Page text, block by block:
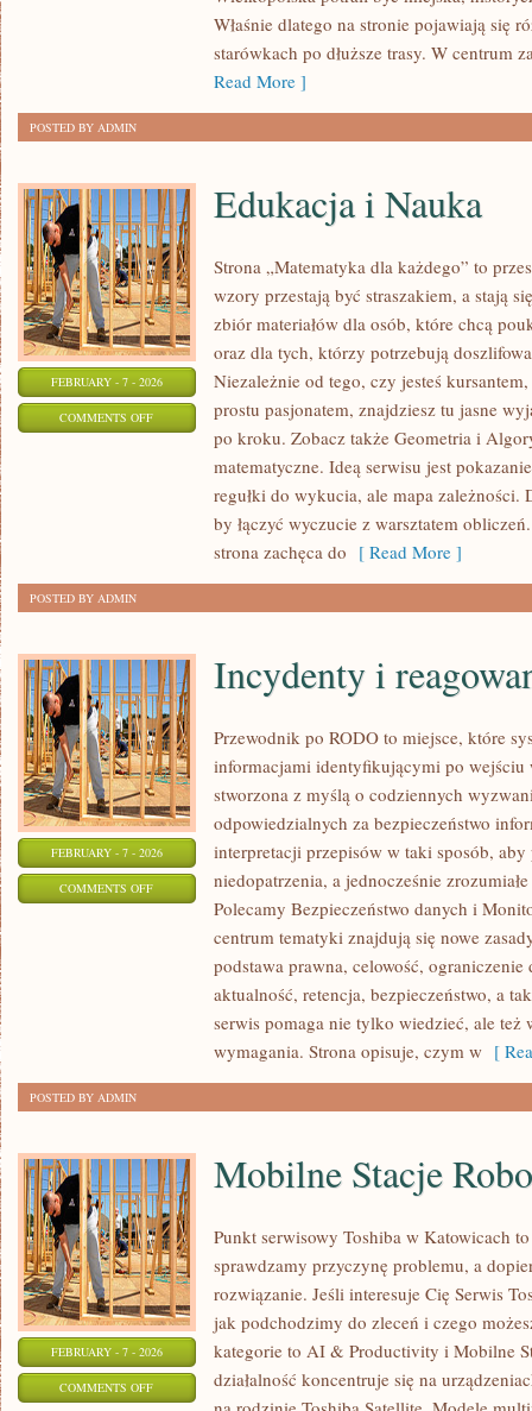
Właśnie dlatego na stronie pojawiają się
starówkach po dłuższe trasy. W centrum
Read More ]
POSTED BY ADMIN
FEBRUARY - 7 - 2026
COMMENTS OFFON
Edukacja i Nauka
Strona „Matematyka dla każdego” to
wzory przestają być straszakiem, a stają
zbiór materiałów dla osób, które chcą
oraz dla tych, którzy potrzebują
Niezależnie od tego, czy jesteś
prostu pasjonatem, znajdziesz tu jasne
po kroku. Zobacz także Geometria i
matematyczne. Ideą serwisu jest
regułki do wykucia, ale mapa zależności.
by łączyć wyczucie z warsztatem
strona zachęca do [ Read More ]
POSTED BY ADMIN
FEBRUARY - 7 - 2026
COMMENTS OFFON
INCYDENTY
REAGOWANIE
Incydenty i
Przewodnik po RODO to miejsce, które
informacjami identyfikującymi po wejściu
stworzona z myślą o codziennych
odpowiedzialnych za bezpieczeństwo
interpretacji przepisów w taki sposób,
niedopatrzenia, a jednocześnie
Polecamy Bezpieczeństwo danych i
centrum tematyki znajdują się nowe
podstawa prawna, celowość,
aktualność, retencja, bezpieczeństwo, a
serwis pomaga nie tylko wiedzieć, ale
wymagania. Strona opisuje, czym w [
POSTED BY ADMIN
FEBRUARY - 7 - 2026
COMMENTS OFFON
Mobilne Stacje
Punkt serwisowy Toshiba w Katowicach
sprawdzamy przyczynę problemu, a
rozwiązanie. Jeśli interesuje Cię Serwis
jak podchodzimy do zleceń i czego
kategorie to AI & Productivity i Mobilne
działalność koncentruje się na